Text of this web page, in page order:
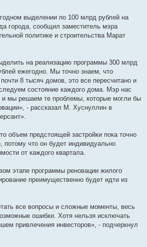
выделении по 100 млрд рублей на
города, сообщил заместитель мэра
политике и строительства Марат
на реализацию программы 300 млрд
ежегодно. Мы точно знаем, что
8 тысяч домов, это все пересчитано и
состояние каждого дома. Мэр нас
и мы решаем те проблемы, которые могли бы
- рассказал М. Хуснуллин в
объем предстоящей застройки пока точно
потому что он будет индивидуально
от каждого квартала.
этапе программы реновации жилого
преимущественно будет идти из
все вопросы и сложные моменты, весь
ошибки. Хотя нельзя исключать
привлечения инвесторов», - подчеркнул